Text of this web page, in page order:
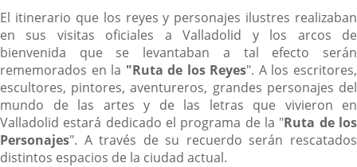
El itinerario que los reyes y personajes ilustres realizaban
en sus visitas oficiales a Valladolid y los arcos de
bienvenida que se levantaban a tal efecto serán
rememorados en la "Ruta de los Reyes". A los escritores,
escultores, pintores, aventureros, grandes personajes del
mundo de las artes y de las letras que vivieron en
Valladolid estará dedicado el programa de la "Ruta de los
Personajes". A través de su recuerdo serán rescatados
distintos espacios de la ciudad actual.